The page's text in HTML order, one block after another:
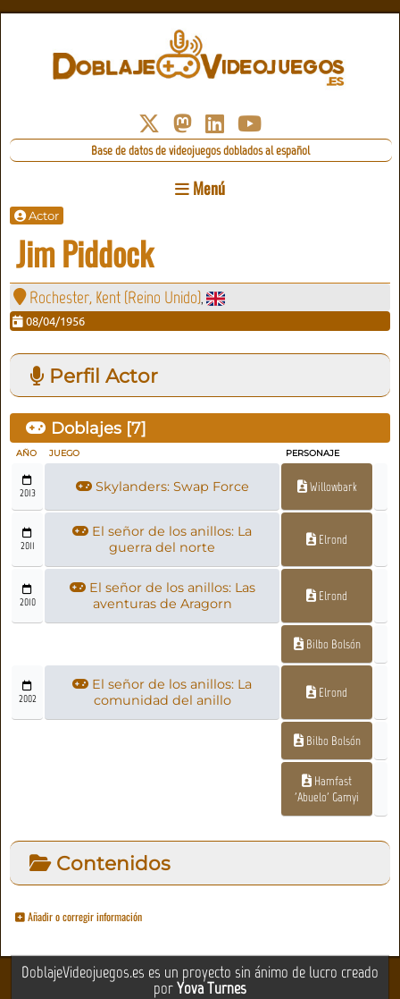
Base de datos de videojuegos doblados al español
Menú
Actor
Jim Piddock
Rochester, Kent (Reino Unido),
08/04/1956
Perfil Actor
Doblajes [7]
AÑO JUEGO PERSONAJE
2013 Skylanders: Swap Force Willowbark
2011
El señor de los anillos: La
guerra del norte
Elrond
2010
El señor de los anillos: Las
aventuras de Aragorn
Elrond
Bilbo Bolsón
2002
El señor de los anillos: La
comunidad del anillo
Elrond
Bilbo Bolsón
Hamfast
'Abuelo' Gamyi
Contenidos
Añadir o corregir información
DoblajeVideojuegos.es es un proyecto sin ánimo de lucro creado
porYova Turnes